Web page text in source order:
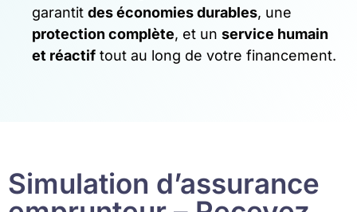
garantitdes économies durables, une
protection complète, et unservice humain
et réactif tout au long de votre financement.
Simulation d’assurance